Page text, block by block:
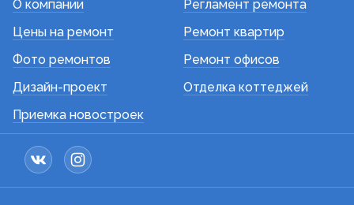
О компании
Цены на ремонт
Фото ремонтов
Дизайн-проект
Приемка новостроек
Регламент ремонта
Ремонт квартир
Ремонт офисов
Отделка коттеджей